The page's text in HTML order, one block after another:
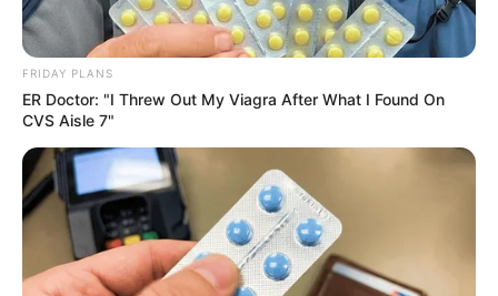
passo
Índice
Como Fazer Velas Decorativas Usando Café
Materiais Necessários
Passo a Passo
Como Fazer Velas em Potes de Vidro
Materiais Necessários
Passo a Passo
FRIDAY PLANS
ER Doctor: "I Threw Out My Viagra After What I Found On
CVS Aisle 7"